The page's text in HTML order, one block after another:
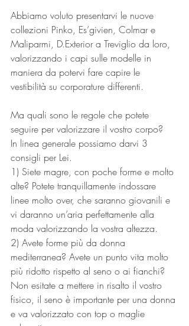
Abbiamo voluto presentarvi le nuove
collezioni Pinko, Es’givien, Colmar e
Maliparmi, D.Exterior a Treviglio da loro,
valorizzando i capi sulle modelle in
maniera da potervi fare capire le
vestibilità su corporature differenti.
Ma quali sono le regole che potete
seguire per valorizzare il vostro corpo?
In linea generale possiamo darvi 3
consigli per Lei.
1) Siete magre, con poche forme e molto
alte? Potete tranquillamente indossare
linee molto over, che saranno giovanili e
vi daranno un’aria perfettamente alla
moda valorizzando la vostra altezza.
2) Avete forme più da donna
mediterranea? Avete un punto vita molto
più ridotto rispetto al seno o ai fianchi?
Non esitate a mettere in risalto il vostro
fisico, il seno è importante per una donna
e va valorizzato con top o maglie